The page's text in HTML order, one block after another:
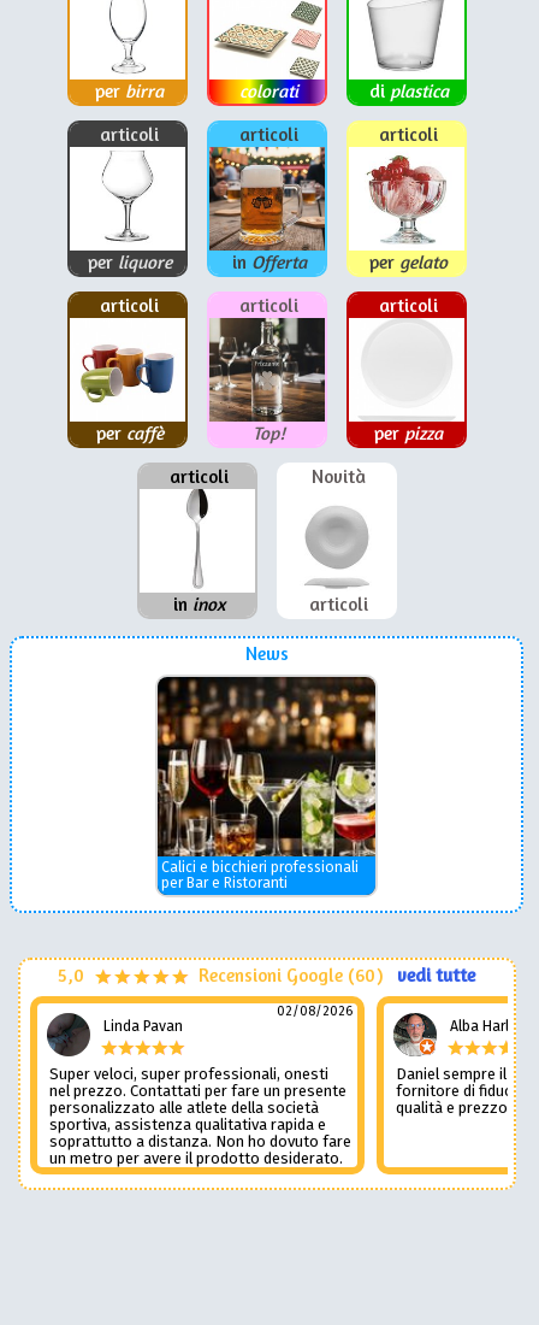
per birra colorati di plastica
articoli
per liquore
articoli
in Offerta
articoli
per gelato
articoli
per caffè
articoli
Top!
articoli
per pizza
articoli
in inox
Novità
articoli
News
Calici e bicchieri professionali
per Bar e Ristoranti
5,0 Recensioni Google (60) vedi tutte
Linda Pavan
02/08/2026
Super veloci, super professionali, onesti
nel prezzo. Contattati per fare un presente
personalizzato alle atlete della società
sportiva, assistenza qualitativa rapida e
soprattutto a distanza. Non ho dovuto fare
un metro per avere il prodotto desiderato.
Una assistenza del genere è rara e
preziosa. Credo li contatterò ancora in
Alba Harley
Daniel sempre il
fornitore di fiducia
qualità e prezzo